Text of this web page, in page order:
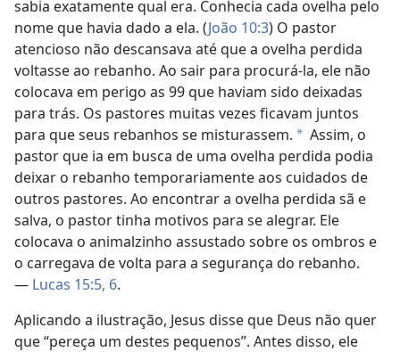
sabia exatamente qual era. Conhecia cada ovelha pelo
nome que havia dado a ela. (João 10:3) O pastor
atencioso não descansava até que a ovelha perdida
voltasse ao rebanho. Ao sair para procurá-la, ele não
colocava em perigo as 99 que haviam sido deixadas
para trás. Os pastores muitas vezes ficavam juntos
para que seus rebanhos se misturassem. * Assim, o
pastor que ia em busca de uma ovelha perdida podia
deixar o rebanho temporariamente aos cuidados de
outros pastores. Ao encontrar a ovelha perdida sã e
salva, o pastor tinha motivos para se alegrar. Ele
colocava o animalzinho assustado sobre os ombros e
o carregava de volta para a segurança do rebanho.
— Lucas 15:5, 6.
Aplicando a ilustração, Jesus disse que Deus não quer
que “pereça um destes pequenos”. Antes disso, ele